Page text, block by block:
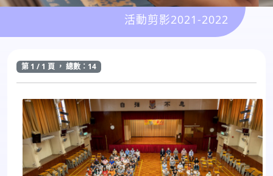
活動剪影2021-2022
第 1 / 1 頁 ， 總數：14